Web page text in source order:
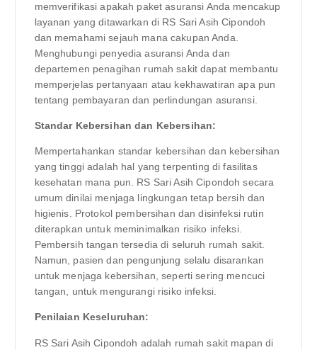
memverifikasi apakah paket asuransi Anda mencakup
layanan yang ditawarkan di RS Sari Asih Cipondoh
dan memahami sejauh mana cakupan Anda.
Menghubungi penyedia asuransi Anda dan
departemen penagihan rumah sakit dapat membantu
memperjelas pertanyaan atau kekhawatiran apa pun
tentang pembayaran dan perlindungan asuransi.
Standar Kebersihan dan Kebersihan:
Mempertahankan standar kebersihan dan kebersihan
yang tinggi adalah hal yang terpenting di fasilitas
kesehatan mana pun. RS Sari Asih Cipondoh secara
umum dinilai menjaga lingkungan tetap bersih dan
higienis. Protokol pembersihan dan disinfeksi rutin
diterapkan untuk meminimalkan risiko infeksi.
Pembersih tangan tersedia di seluruh rumah sakit.
Namun, pasien dan pengunjung selalu disarankan
untuk menjaga kebersihan, seperti sering mencuci
tangan, untuk mengurangi risiko infeksi.
Penilaian Keseluruhan:
RS Sari Asih Cipondoh adalah rumah sakit mapan di